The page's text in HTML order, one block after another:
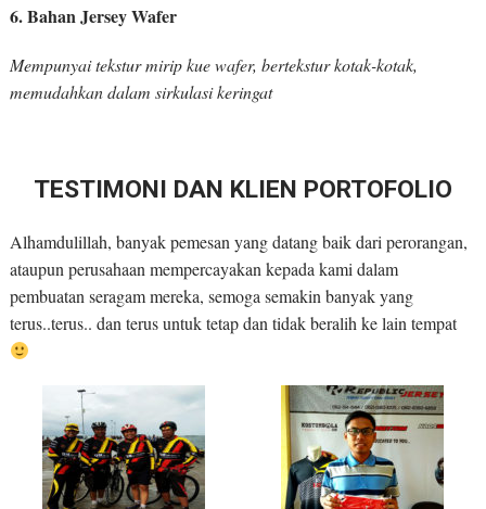
6. Bahan Jersey Wafer
Mempunyai tekstur mirip kue wafer, bertekstur kotak-kotak,
memudahkan dalam sirkulasi keringat
TESTIMONI DAN KLIEN PORTOFOLIO
Alhamdulillah, banyak pemesan yang datang baik dari perorangan,
ataupun perusahaan mempercayakan kepada kami dalam
pembuatan seragam mereka, semoga semakin banyak yang
terus..terus.. dan terus untuk tetap dan tidak beralih ke lain tempat